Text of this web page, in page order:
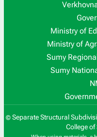
Ministry of
Ministry of
Sumy
Sumy
© Separate Structural
College of